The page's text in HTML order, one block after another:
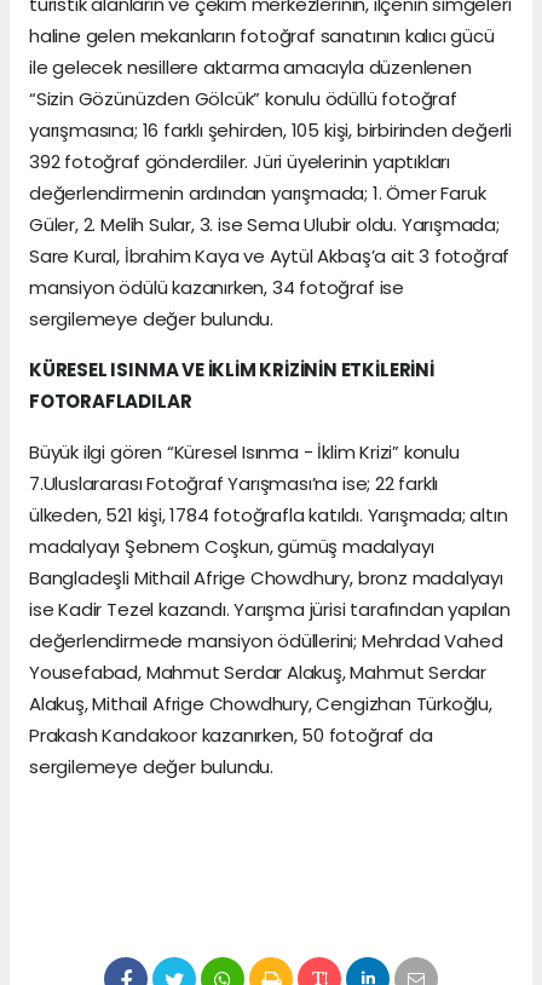
haline gelen mekanların fotoğraf sanatının kalıcı gücü
ile gelecek nesillere aktarma amacıyla düzenlenen
“Sizin Gözünüzden Gölcük” konulu ödüllü fotoğraf
yarışmasına; 16 farklı şehirden, 105 kişi, birbirinden değerli
392 fotoğraf gönderdiler. Jüri üyelerinin yaptıkları
değerlendirmenin ardından yarışmada; 1. Ömer Faruk
Güler, 2. Melih Sular, 3. ise Sema Ulubir oldu. Yarışmada;
Sare Kural, İbrahim Kaya ve Aytül Akbaş’a ait 3 fotoğraf
mansiyon ödülü kazanırken, 34 fotoğraf ise
sergilemeye değer bulundu.
KÜRESEL ISINMA VE İKLİM KRİZİNİN ETKİLERİNİ
FOTORAFLADILAR
Büyük ilgi gören “Küresel Isınma - İklim Krizi” konulu
7.Uluslararası Fotoğraf Yarışması’na ise; 22 farklı
ülkeden, 521 kişi, 1784 fotoğrafla katıldı. Yarışmada; altın
madalyayı Şebnem Coşkun, gümüş madalyayı
Bangladeşli Mithail Afrige Chowdhury, bronz madalyayı
ise Kadir Tezel kazandı. Yarışma jürisi tarafından yapılan
değerlendirmede mansiyon ödüllerini; Mehrdad Vahed
Yousefabad, Mahmut Serdar Alakuş, Mahmut Serdar
Alakuş, Mithail Afrige Chowdhury, Cengizhan Türkoğlu,
Prakash Kandakoor kazanırken, 50 fotoğraf da
sergilemeye değer bulundu.